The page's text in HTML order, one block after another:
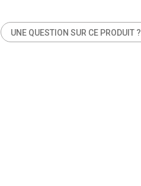
UNE QUESTION SUR CE PRODUIT ?